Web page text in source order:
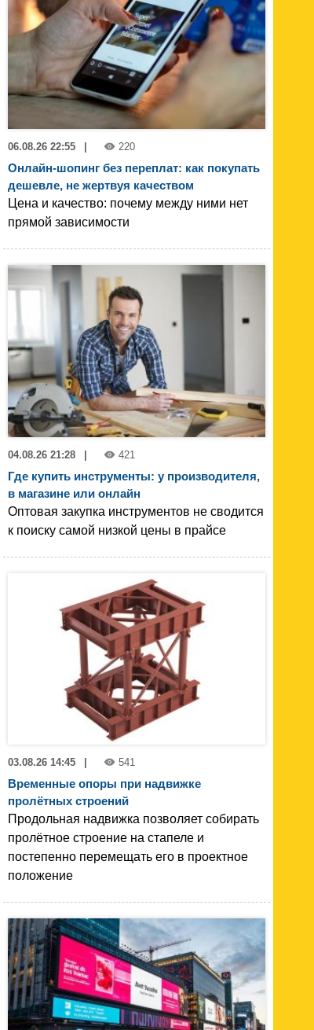
06.08.26 22:55 220
Онлайн-шопинг без переплат: как покупать
дешевле, не жертвуя качеством
Цена и качество: почему между ними нет
прямой зависимости
04.08.26 21:28 | 421
Где купить инструменты: у производителя,
в магазине или онлайн
Оптовая закупка инструментов не сводится
к поиску самой низкой цены в прайсе
03.08.26 14:45 541
Временные опоры при надвижке
пролётных строений
Продольная надвижка позволяет собирать
пролётное строение на стапеле и
постепенно перемещать его в проектное
положение